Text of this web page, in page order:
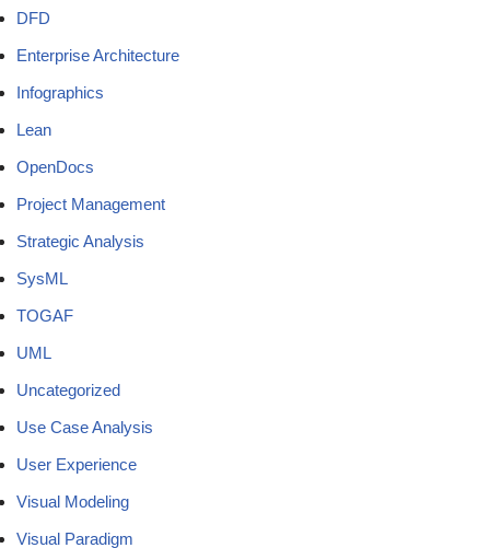
DFD
Enterprise Architecture
Infographics
Lean
OpenDocs
Project Management
Strategic Analysis
SysML
TOGAF
UML
Uncategorized
Use Case Analysis
User Experience
Visual Modeling
Visual Paradigm